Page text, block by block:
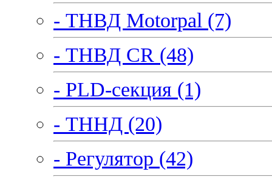
- ТНВД Motorpal (7)
- ТНВД CR (48)
- PLD-секция (1)
- ТННД (20)
- Регулятор (42)